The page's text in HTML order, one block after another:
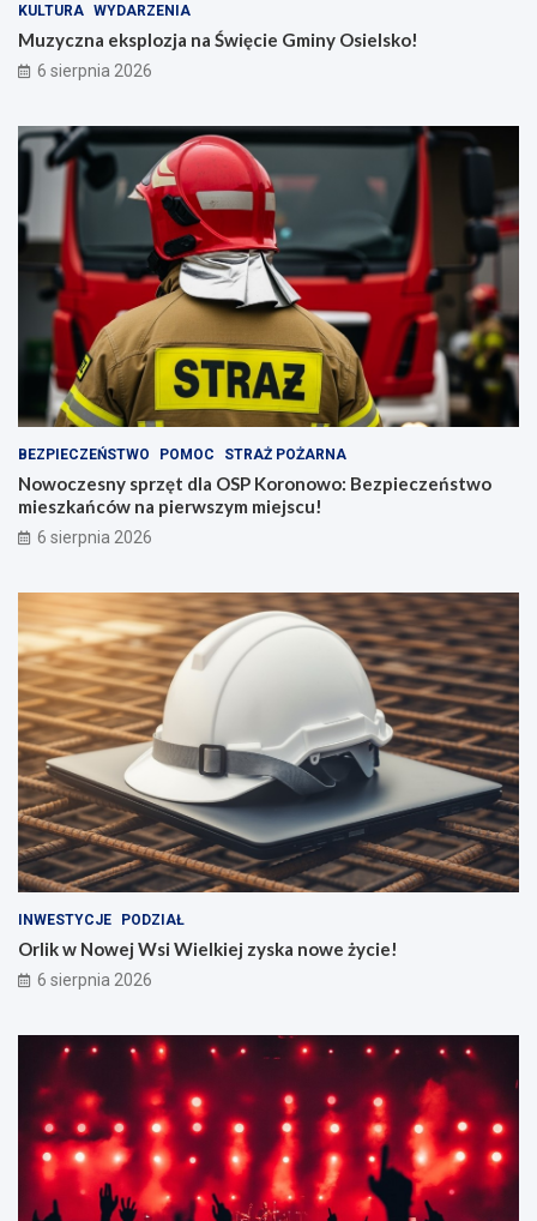
KULTURA WYDARZENIA
Muzyczna eksplozja na Święcie Gminy Osielsko!
6 sierpnia 2026
BEZPIECZEŃSTWO POMOC STRAŻ POŻARNA
Nowoczesny sprzęt dla OSP Koronowo: Bezpieczeństwo
mieszkańców na pierwszym miejscu!
6 sierpnia 2026
INWESTYCJE PODZIAŁ
Orlik w Nowej Wsi Wielkiej zyska nowe życie!
6 sierpnia 2026